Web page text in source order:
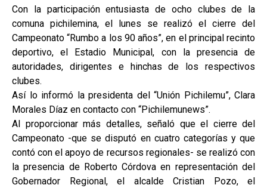
Con la participación entusiasta de ocho clubes de la
comuna pichilemina, el lunes se realizó el cierre del
Campeonato “Rumbo a los 90 años”, en el principal recinto
deportivo, el Estadio Municipal, con la presencia de
autoridades, dirigentes e hinchas de los respectivos
clubes.
Así lo informó la presidenta del “Unión Pichilemu”, Clara
Morales Díaz en contacto con “Pichilemunews”.
Al proporcionar más detalles, señaló que el cierre del
Campeonato -que se disputó en cuatro categorías y que
contó con el apoyo de recursos regionales- se realizó con
la presencia de Roberto Córdova en representación del
Gobernador Regional, el alcalde Cristian Pozo, el